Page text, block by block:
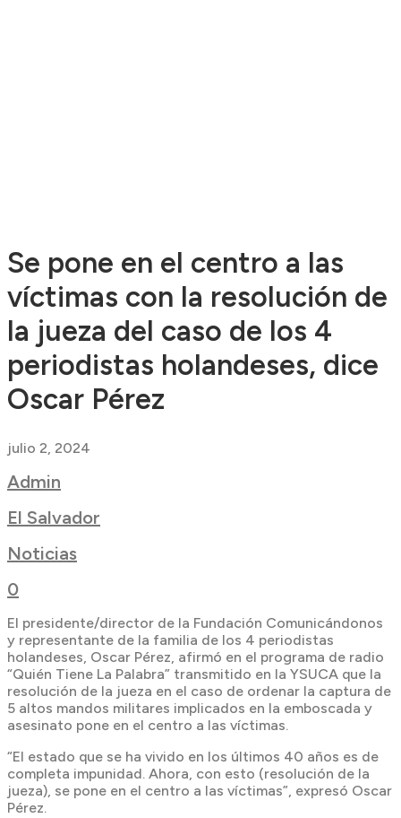
Se pone en el centro a las
víctimas con la resolución de
la jueza del caso de los 4
periodistas holandeses, dice
Oscar Pérez
julio 2, 2024
Admin
El Salvador
Noticias
0
El presidente/director de la Fundación Comunicándonos
y representante de la familia de los 4 periodistas
holandeses, Oscar Pérez, afirmó en el programa de radio
“Quién Tiene La Palabra” transmitido en la YSUCA que la
resolución de la jueza en el caso de ordenar la captura de
5 altos mandos militares implicados en la emboscada y
asesinato pone en el centro a las víctimas.
“El estado que se ha vivido en los últimos 40 años es de
completa impunidad. Ahora, con esto (resolución de la
jueza), se pone en el centro a las víctimas”, expresó Oscar
Pérez.